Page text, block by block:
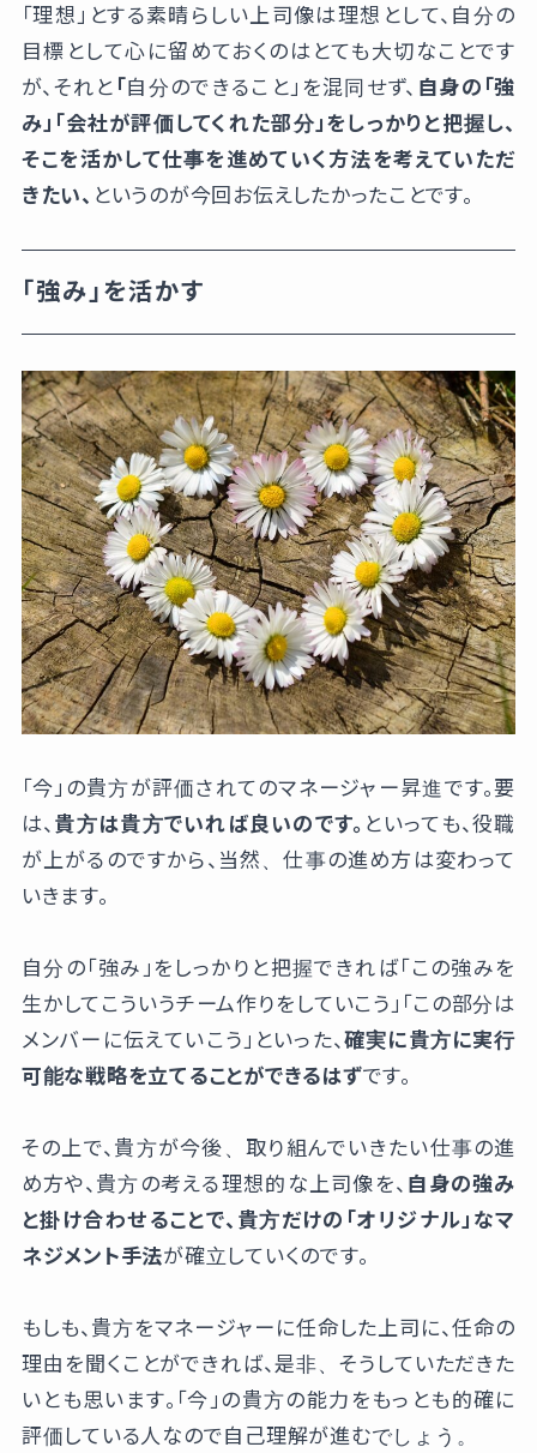
「理想」とする素晴らしい上司像は理想として、自分の
目標として心に留めておくのはとても大切なことです
が、それと 「自分のできること」を混同せず、 自身の「強
み」「会社が評価してくれた部分」をしっかりと把握し、
そこを活かして仕事を進めていく方法を考えていただ
きたい、 というのが今回お伝えしたかったことです。
「強み」を活かす
「今」の貴方が評価されてのマネージャー昇進です。要
は、 貴方は貴方でいれば良いのです。 といっても、役職
が上がるのですから、当然、仕事の進め方は変わって
いきます。
自分の「強み」をしっかりと把握できれば「この強みを
生かしてこういうチーム作りをしていこう」「この部分は
メンバーに伝えていこう」といった、確実に貴方に実行
可能な戦略を立てることができるはずです。
その上で、貴方が今後、取り組んでいきたい仕事の進
め方や、貴方の考える理想的な上司像を、 自身の強み
と掛け合わせることで、貴方だけの「オリジナル」なマ
ネジメント手法が確立していくのです。
もしも、貴方をマネージャーに任命した上司に、任命の
理由を聞くことができれば、是非、そうしていただきた
いとも思います。「今」の貴方の能力をもっとも的確に
評価している人なので自己理解が進むでしょう。